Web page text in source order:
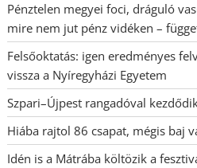
Pénztelen megyei foci, dráguló
mire nem jut pénz vidéken –
Felsőoktatás: igen eredményes
vissza a Nyíregyházi Egyetem
Szpari–Újpest rangadóval
Hiába rajtol 86 csapat, mégis baj
Idén is a Mátrába költözik a